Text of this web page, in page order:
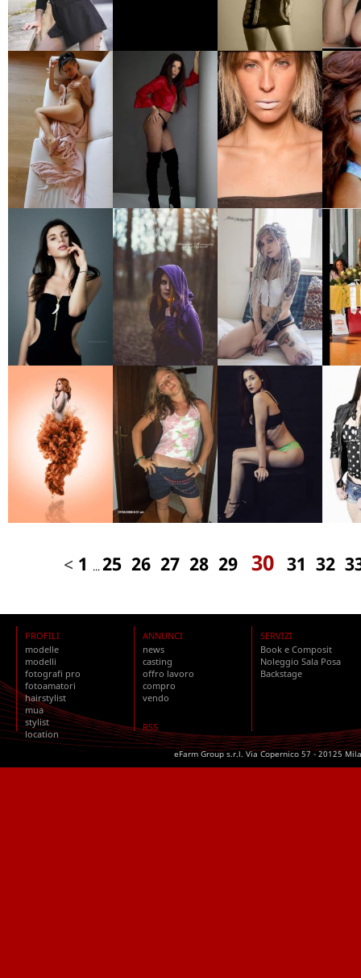
< 1 ...25 26 27 28 29 30 31 32
PROFILI
modelle
modelli
fotografi pro
fotoamatori
hairstylist
mua
stylist
location
ANNUNCI
news
casting
offro lavoro
compro
vendo
RSS
SERVIZI
Book e Composit
Noleggio Sala Posa
Backstage
eFarm Group s.r.l. Via Copernico 57 - 20125